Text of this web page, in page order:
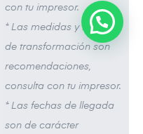
con tu impresor.
* Las medidas y técnicas
de transformación son
recomendaciones,
consulta con tu impresor.
* Las fechas de llegada
son de carácter